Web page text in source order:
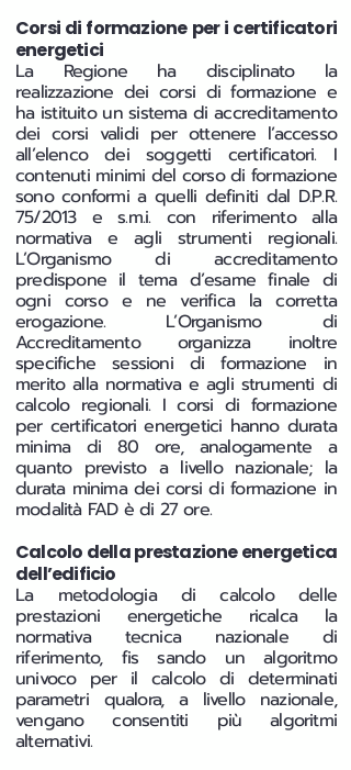
Corsi di formazione per i certificatori
energetici
La Regione ha disciplinato la
realizzazione dei corsi di formazione e
ha istituito un sistema di accreditamento
dei corsi validi per ottenere l’accesso
all’elenco dei soggetti certificatori. I
contenuti minimi del corso di formazione
sono conformi a quelli definiti dal D.P.R.
75/2013 e s.m.i. con riferimento alla
normativa e agli strumenti regionali.
L’Organismo di accreditamento
predispone il tema d’esame finale di
ogni corso e ne verifica la corretta
erogazione. L’Organismo di
Accreditamento organizza inoltre
specifiche sessioni di formazione in
merito alla normativa e agli strumenti di
calcolo regionali. I corsi di formazione
per certificatori energetici hanno durata
minima di 80 ore, analogamente a
quanto previsto a livello nazionale; la
durata minima dei corsi di formazione in
modalità FAD è di 27 ore.
Calcolo della prestazione energetica
dell’edificio
La metodologia di calcolo delle
prestazioni energetiche ricalca la
normativa tecnica nazionale di
riferimento, fis sando un algoritmo
univoco per il calcolo di determinati
parametri qualora, a livello nazionale,
vengano consentiti più algoritmi
alternativi.